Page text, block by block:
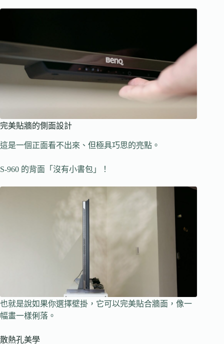
完美貼牆的側面設計
這是一個正面看不出來、但極具巧思的亮點。
S-960 的背面「沒有小書包」！
也就是說如果你選擇壁掛，它可以完美貼合牆面，像一
幅畫一樣俐落。
散熱孔美學